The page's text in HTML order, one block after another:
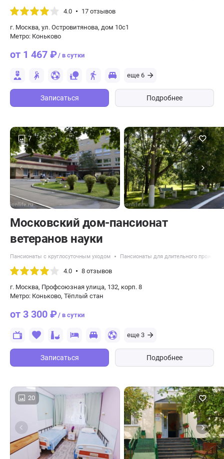
«Тропарёво»
4.0 17 отзывов
г. Москва, ул. Островитянова, дом 10с1
Метро: Коньково
от 1 467 ₽/ в сутки
еще 6
Записаться Подробнее
7
Московский дом-пансионат
ветеранов науки
Пансионаты с круглосуточным уходом Пансионаты для длительного
4.0 8 отзывов
г. Москва, Профсоюзная улица, 132, корп. 8
Метро: Коньково, Тёплый стан
от 3 300 ₽/ в сутки
еще 3
Записаться Подробнее
20